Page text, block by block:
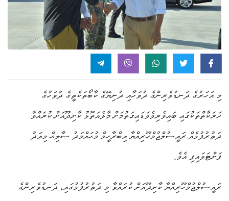
މި އަހަރުގެ ދަނޑުވެރިންގެ ދުވަހާއި ދުނިޔޭގެ ކާބޯތަކެތީގެ ދުވަހުގެ
ހަރަކާތްތަކުގައި ބައިވެރިވެވަޑައިގަތުމަށް މާލެއަތޮޅު ކާށިދޫއަށް ކުރައްވާ
ދަތުރުފުޅެއް ރައީސުލްޖުމްހޫރިއްޔާ އިބްރާހީމް މުޙައްމަދު ޞާލިޙް މިއަދު
ފަށްޓަވައިފި އެވެ.
ރައީސުލްޖުމްހޫރިއްޔާ ކާށިދޫއަށް ކުރައްވާ މި ދަތުރުފުޅުގައި، ދަނޑުވެރިންގެ